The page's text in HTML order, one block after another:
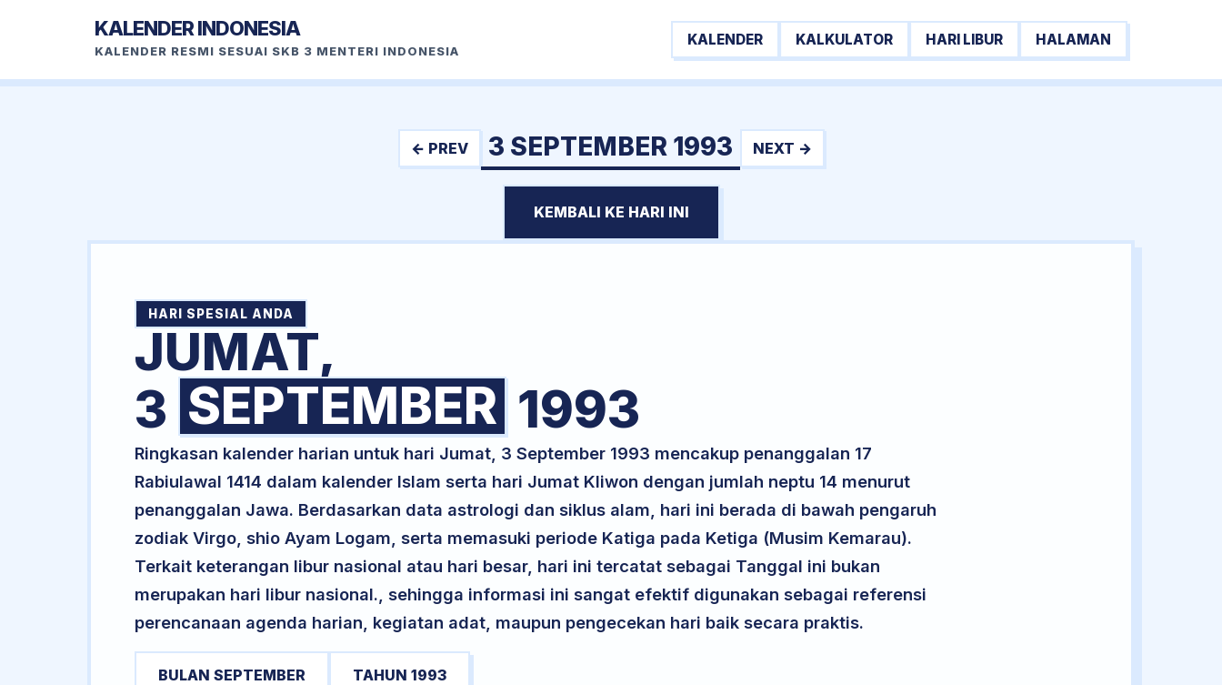
KALENDER INDONESIA
KALENDER RESMI SESUAI SKB 3 MENTERI INDONESIA
KALENDER KALKULATOR HARI LIBUR HALAMAN
← PREV 3 SEPTEMBER 1993 NEXT →
KEMBALI KE HARI INI
HARI SPESIAL ANDA
JUMAT,
3 SEPTEMBER 1993
Ringkasan kalender harian untuk hari Jumat, 3 September 1993 mencakup penanggalan 17
Rabiulawal 1414 dalam kalender Islam serta hari Jumat Kliwon dengan jumlah neptu 14 menurut
penanggalan Jawa. Berdasarkan data astrologi dan siklus alam, hari ini berada di bawah pengaruh
zodiak Virgo, shio Ayam Logam, serta memasuki periode Katiga pada Ketiga (Musim Kemarau).
Terkait keterangan libur nasional atau hari besar, hari ini tercatat sebagai Tanggal ini bukan
merupakan hari libur nasional., sehingga informasi ini sangat efektif digunakan sebagai referensi
perencanaan agenda harian, kegiatan adat, maupun pengecekan hari baik secara praktis.
BULAN SEPTEMBER TAHUN 1993